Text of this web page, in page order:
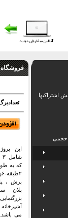
فروشگاه
تعدادبرگ: 16 شیت
این
که به
برش ،
پلان
می
حجمی